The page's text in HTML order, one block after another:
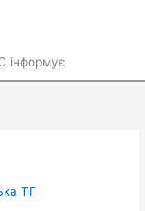
інформує
ТГ